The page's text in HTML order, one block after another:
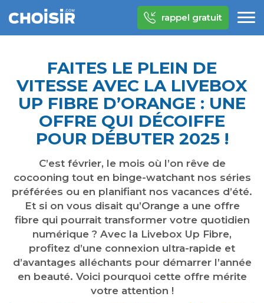
rappel gratuit
FAITES LE PLEIN DE
VITESSE AVEC LA LIVEBOX
UP FIBRE D’ORANGE : UNE
OFFRE QUI DÉCOIFFE
POUR DÉBUTER 2025 !
C’est février, le mois où l’on rêve de
cocooning tout en binge-watchant nos séries
préférées ou en planifiant nos vacances d’été.
Et si on vous disait qu’Orange a une offre
fibre qui pourrait transformer votre quotidien
numérique ? Avec la Livebox Up Fibre,
profitez d’une connexion ultra-rapide et
d’avantages alléchants pour démarrer l’année
en beauté. Voici pourquoi cette offre mérite
votre attention !